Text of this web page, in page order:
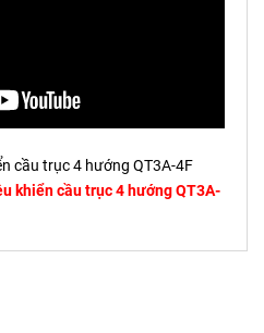
cầu trục 4 hướng QT3A-4F
khiển cầu trục 4 hướng QT3A-